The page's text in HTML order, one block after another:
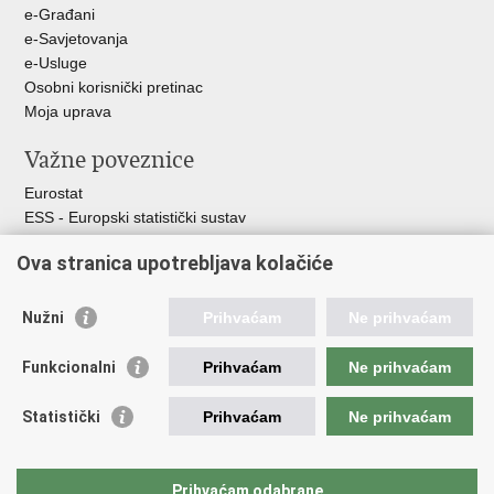
e-Građani
e-Savjetovanja
e-Usluge
Osobni korisnički pretinac
Moja uprava
Važne poveznice
Eurostat
ESS - Europski statistički sustav
Statistički savjet Republike Hrvatske
Statistički sustav Republike Hrvatske
Odbor za sustav službene statistike RH
Ministarstvo zaštite okoliša i zelene tranzicije
Ministarstvo financija
Ova stranica upotrebljava kolačiće
Nužni Prihvaćam Ne prihvaćam
Funkcionalni Prihvaćam Ne prihvaćam
Statistički Prihvaćam Ne prihvaćam